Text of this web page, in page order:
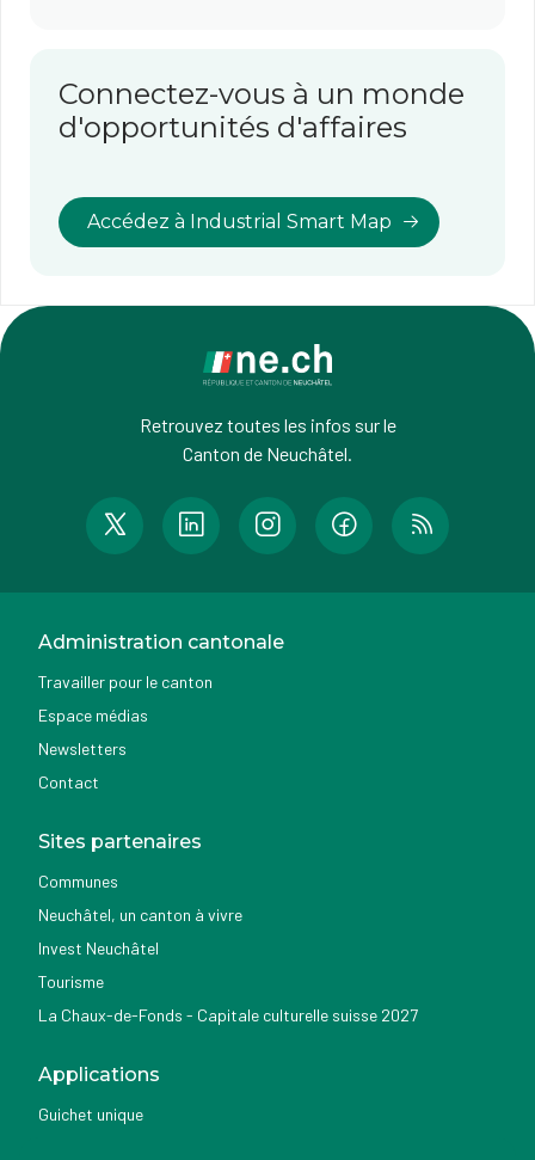
Connectez-vous à un monde
d'opportunités d'affaires
Accédez à Industrial Smart Map
Retrouvez toutes les infos sur le
Canton de Neuchâtel.
Administration cantonale
Travailler pour le canton
Espace médias
Newsletters
Contact
Sites partenaires
Communes
Neuchâtel, un canton à vivre
Invest Neuchâtel
Tourisme
La Chaux-de-Fonds - Capitale culturelle suisse 2027
Applications
Guichet unique